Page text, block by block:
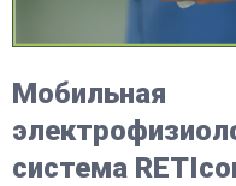
Мобильная
система